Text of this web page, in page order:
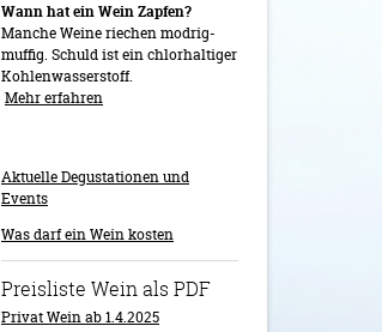
Wann hat ein Wein Zapfen?
Manche Weine riechen modrig-
muffig. Schuld ist ein chlorhaltiger
Kohlenwasserstoff.
Mehr erfahren
Aktuelle Degustationen und
Events
Was darf ein Wein kosten
Preisliste Wein als PDF
Privat Wein ab 1.4.2025